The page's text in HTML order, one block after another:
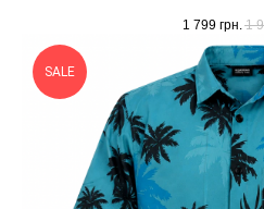
1 799 грн. 1
SALE